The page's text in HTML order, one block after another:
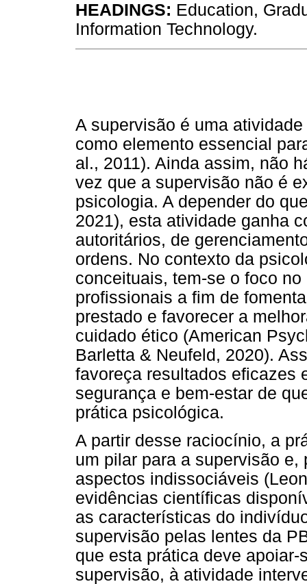
HEADINGS: Education,
Information Technology.
A supervisão é uma
como elemento essencial
al., 2011). Ainda assim, não
vez que a supervisão não é
psicologia. A depender do
2021), esta atividade ganha
autoritários, de
ordens. No contexto da
conceituais, tem-se o foco
profissionais a fim de
prestado e favorecer a
cuidado ético (American
Barletta & Neufeld, 2020).
favoreça resultados eficazes
segurança e bem-estar de
prática psicológica.
A partir desse raciocínio, a
um pilar para a supervisão
aspectos indissociáveis
evidências científicas
as características do
supervisão pelas lentes da
que esta prática deve
supervisão, à atividade